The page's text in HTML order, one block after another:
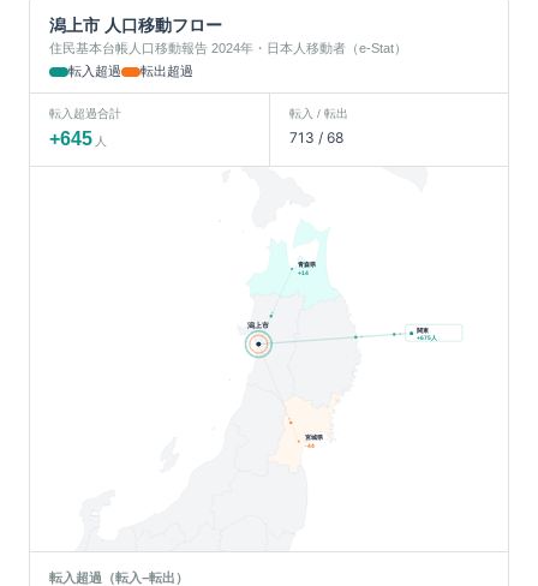
潟上市 人口移動フロー
住民基本台帳人口移動報告 2024年・日本人移動者（e-Stat）
転入超過
転出超過
転入超過合計
+645 人
転入 / 転出
713 / 68
青森県
+14
宮城県
-44
潟上市
関東
+675人
転入超過（転入−転出）